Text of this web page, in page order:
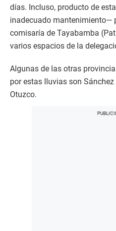
días. Incluso, producto de
inadecuado mantenimiento—
comisaría de Tayabamba
varios espacios de la
Algunas de las otras
por estas lluvias son
Otuzco.